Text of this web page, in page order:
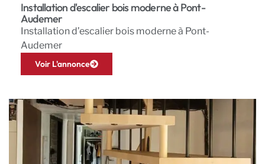
Installation d'escalier bois moderne à Pont-
Audemer
Installation d’escalier bois moderne à Pont-
Audemer
Voir L'annonce